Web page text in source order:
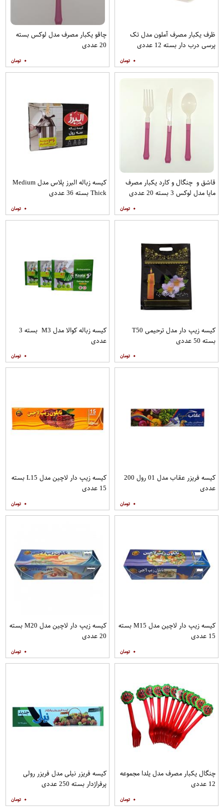
ظرف یکبار مصرف آملون مدل تک
پرسی درب دار بسته 12 عددی
۰
چاقو یکبار مصرف مدل لوکس بسته
20 عددی
۰
قاشق و چنگال و کارد یکبار مصرف
مایا مدل لوکس 3 بسته 20 عددی
۰
کیسه زباله البرز پلاس مدل Medium
Thick بسته 36 عددی
۰
کیسه زیپ دار مدل ترحیمی T50
بسته 50 عددی
۰
کیسه زباله کوالا مدل M3 بسته 3
عددی
۰
کیسه فریزر عقاب مدل 01 رول 200
عددی
۰
کیسه زیپ دار لاچین مدل L15 بسته
15 عددی
۰
کیسه زیپ دار لاچین مدل M15 بسته
15 عددی
۰
کیسه زیپ دار لاچین مدل M20 بسته
20 عددی
۰
چنگال یکبار مصرف مدل یلدا مجموعه
12 عددی
۰
کیسه فریزر نیلی مدل فریزر رولی
پرفراژدار بسته 250 عددی
۰